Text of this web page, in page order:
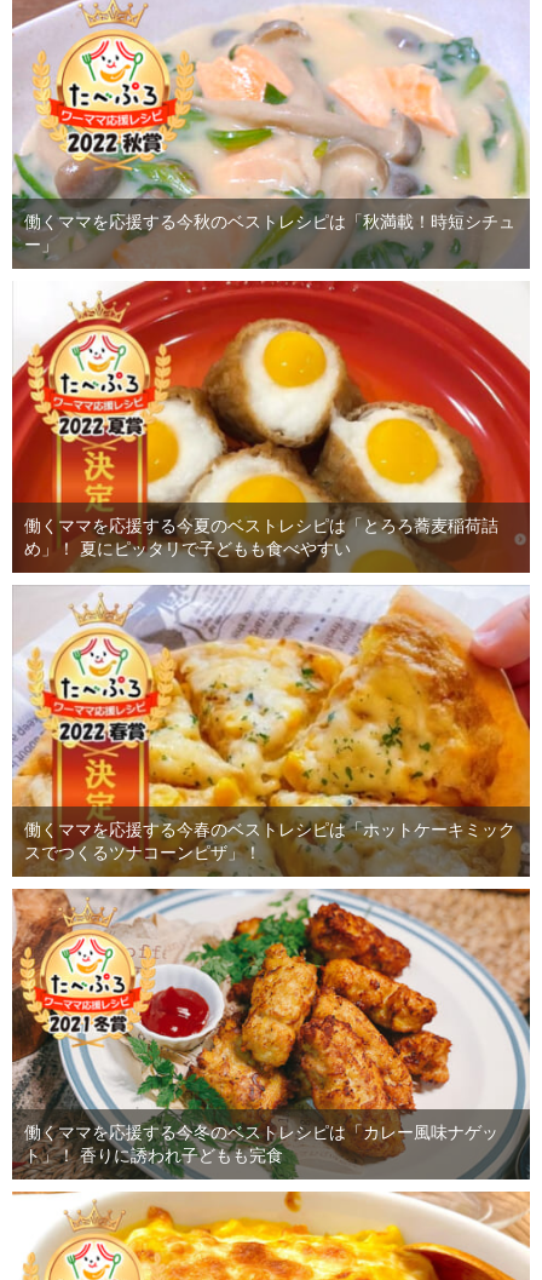
働くママを応援する今秋のベストレシピは「秋満載！時短シチュ
ー」
働くママを応援する今夏のベストレシピは「とろろ蕎麦稲荷詰
め」！ 夏にピッタリで子どもも食べやすい
働くママを応援する今春のベストレシピは「ホットケーキミック
スでつくるツナコーンピザ」！
働くママを応援する今冬のベストレシピは「カレー風味ナゲッ
ト」！ 香りに誘われ子どもも完食